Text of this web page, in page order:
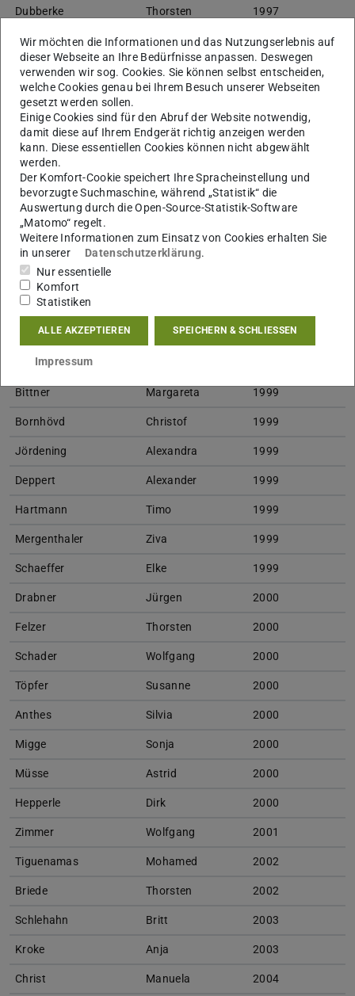
Dubberke Thorsten 1997
Küspert Klaus 1997
Herzog Britta 1997
Weber
Hampel Thomas 1997
Mülthaler 1997
Rascher 1998
Hendrich
Jäger Hartmut 1998
Schmidt
Reitz
Schiller Lieselotte 1998
Perner
Bittner Margareta 1999
Bornhövd Christof 1999
Jördening Alexandra 1999
Deppert Alexander 1999
Hartmann Timo 1999
Mergenthaler Ziva 1999
Schaeffer Elke 1999
Drabner Jürgen 2000
Felzer Thorsten 2000
Schader Wolfgang 2000
Töpfer Susanne 2000
Anthes Silvia 2000
Migge Sonja 2000
Müsse Astrid 2000
Hepperle Dirk 2000
Zimmer Wolfgang 2001
Tiguenamas Mohamed 2002
Briede Thorsten 2002
Schlehahn Britt 2003
Kroke Anja 2003
Christ Manuela 2004
Wir möchten die Informationen und das Nutzungserlebnis auf
dieser Webseite an Ihre Bedürfnisse anpassen. Deswegen
verwenden wir sog. Cookies. Sie können selbst entscheiden,
welche Cookies genau bei Ihrem Besuch unserer Webseiten
gesetzt werden sollen.
Einige Cookies sind für den Abruf der Website notwendig,
damit diese auf Ihrem Endgerät richtig anzeigen werden
kann. Diese essentiellen Cookies können nicht abgewählt
werden.
Der Komfort-Cookie speichert Ihre Spracheinstellung und
bevorzugte Suchmaschine, während „Statistik“ die
Auswertung durch die Open-Source-Statistik-Software
„Matomo“ regelt.
Weitere Informationen zum Einsatz von Cookies erhalten Sie
in unserer
Datenschutzerklärung.
Nur essentielle
Komfort
Statistiken
ALLE AKZEPTIEREN SPEICHERN & SCHLIESSEN
Impressum